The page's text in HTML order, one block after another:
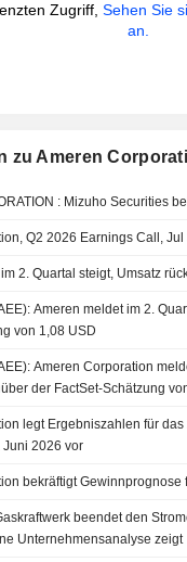
Zugriff,Sehen Sie
an.
zu Ameren
AMEREN CORPORATION :
Q2 2026 Earnings Call, Jul
2. Quartal steigt, Umsatz
Ameren meldet im 2.
von 1,08 USD
Ameren Corporation
der FactSet-Schätzung
legt Ergebniszahlen für
Juni 2026 vor
bekräftigt Gewinnprognose
beendet den
Unternehmensanalyse zeigt